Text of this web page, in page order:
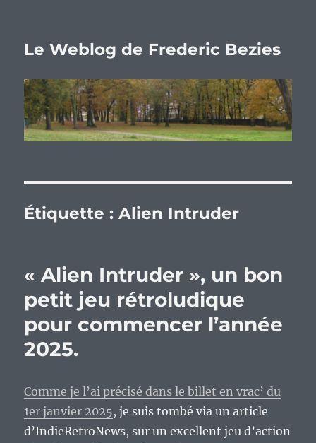
Le Weblog de Frederic Bezies
Étiquette :Alien Intruder
« Alien Intruder », un bon
petit jeu rétroludique
pour commencer l’année
2025.
Comme je l’ai précisé dans le billet en vrac’ du
1er janvier 2025, je suis tombé via un article
d’IndieRetroNews, sur un excellent jeu d’action